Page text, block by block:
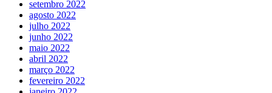
setembro 2022
agosto 2022
julho 2022
junho 2022
maio 2022
abril 2022
março 2022
fevereiro 2022